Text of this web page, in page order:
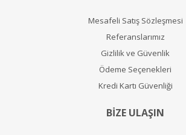
Mesafeli Satış Sözleşmesi
Referanslarımız
Gizlilik ve Güvenlik
Ödeme Seçenekleri
Kredi Kartı Güvenliği
BİZE ULAŞIN